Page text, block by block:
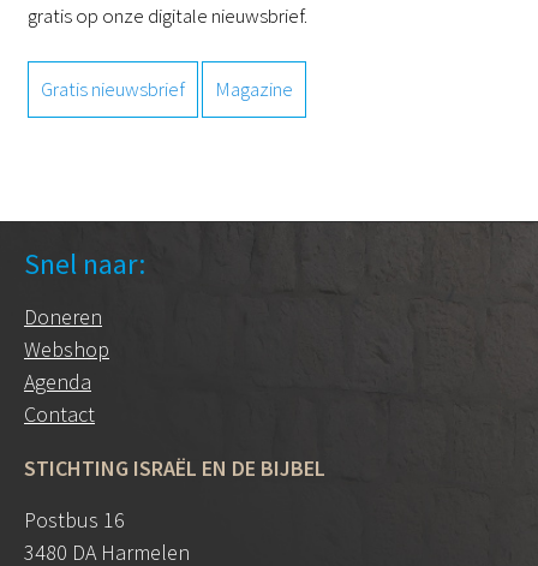
gratis op onze digitale nieuwsbrief.
Gratis nieuwsbrief Magazine
Snel naar:
Doneren
Webshop
Agenda
Contact
STICHTING ISRAËL EN DE BIJBEL
Postbus 16
3480 DA Harmelen